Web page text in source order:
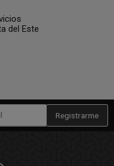
del Este
Registrarme